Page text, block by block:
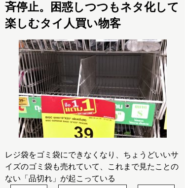
斉停止。困惑しつつもネタ化して
楽しむタイ人買い物客
レジ袋をゴミ袋にできなくなり、ちょうどいいサ
イズのゴミ袋も売れていて、これまで見たことの
ない「品切れ」が起こっている